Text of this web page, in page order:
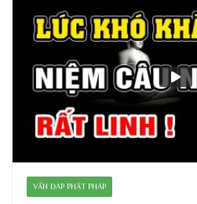
VẤN ĐÁP PHẬT PHÁP